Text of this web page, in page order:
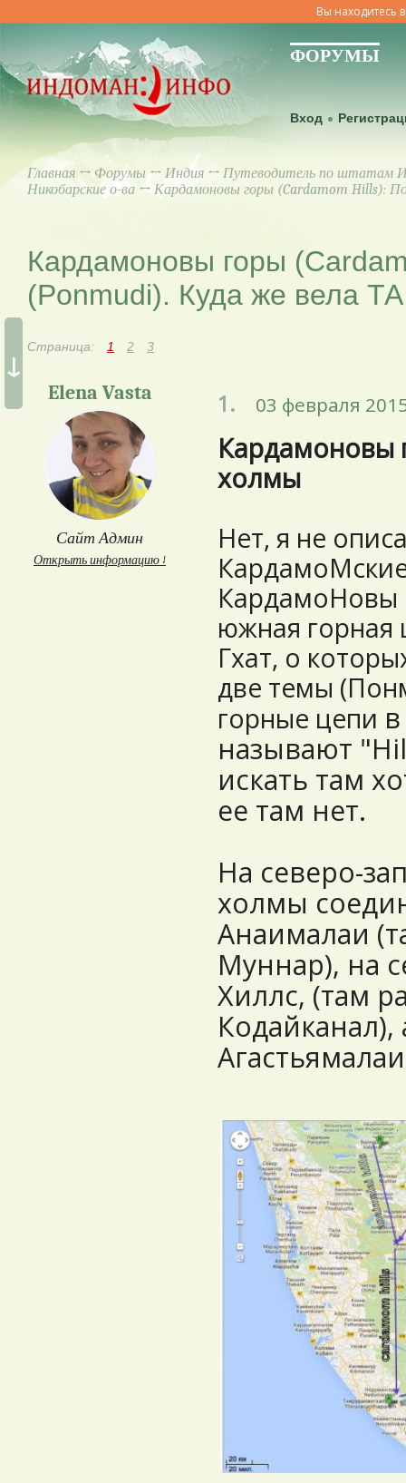
Вы находитесь
ФОРУМЫ
Вход
Главная ↔ Форумы↔ Индия ↔ Путеводитель по штатам
Никобарские о-ва ↔ Кардамоновы горы (Cardamom Hills):
↓
Кардамоновы горы
(Ponmudi). Куда же вела
Страница: 1 2 3
Elena Vasta
Сайт Админ
Открыть информацию ↓
1. 03 февраля
Кардамоновы
холмы
Нет, я не
КардамоНовы
южная горная
Гхат, о
две темы
горные цепи
называют
искать там
ее там нет.
На северо-
холмы
Анаималаи
Муннар), на
Хиллс, (там